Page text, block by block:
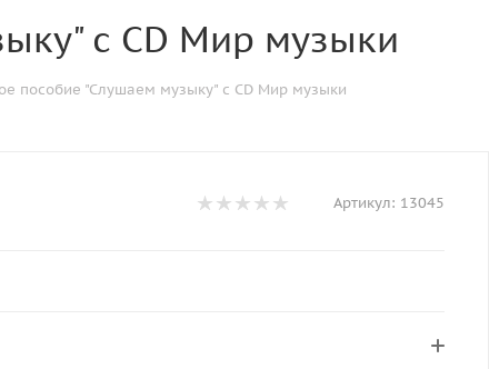
с CD Мир музыки
пособие "Слушаем музыку" с CD Мир музыки
Артикул: 13045